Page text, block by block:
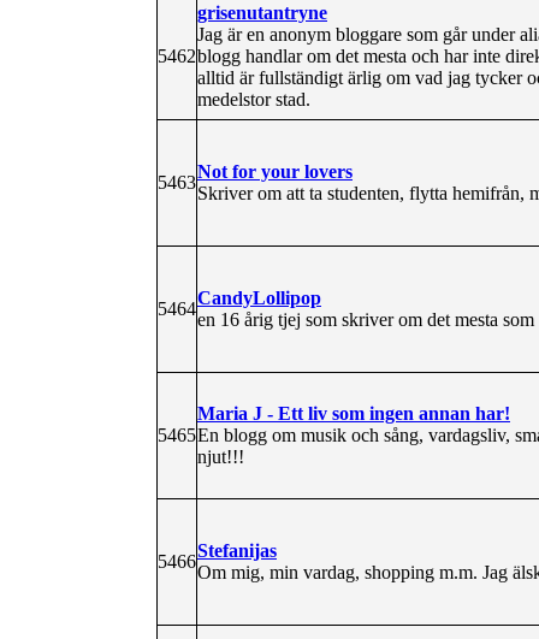
5462
grisenutantryne
Jag är en anonym bloggare som går under
blogg handlar om det mesta och har inte
alltid är fullständigt ärlig om vad jag tycker
medelstor stad.
5463
Not for your lovers
Skriver om att ta studenten, flytta hemifrån,
5464
CandyLollipop
en 16 årig tjej som skriver om det mesta
5465
Maria J - Ett liv som ingen annan har!
En blogg om musik och sång, vardagsliv,
njut!!!
5466
Stefanijas
Om mig, min vardag, shopping m.m. Jag